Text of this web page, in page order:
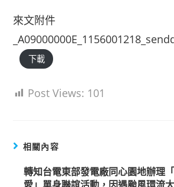
來文附件
下載
Post Views: 101
相關內容
轉知台電東部發電廠同心園地辦理